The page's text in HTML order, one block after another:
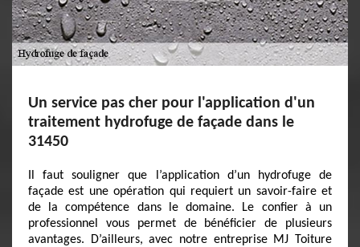
Un service pas cher pour l'application d'un
traitement hydrofuge de façade dans le
31450
Il faut souligner que l’application d’un hydrofuge de
façade est une opération qui requiert un savoir-faire et
de la compétence dans le domaine. Le confier à un
professionnel vous permet de bénéficier de plusieurs
avantages. D’ailleurs, avec notre entreprise MJ Toiture